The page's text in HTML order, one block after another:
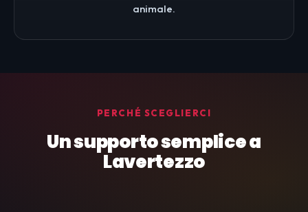
animale.
PERCHÉ SCEGLIERCI
Un supporto semplice a
Lavertezzo